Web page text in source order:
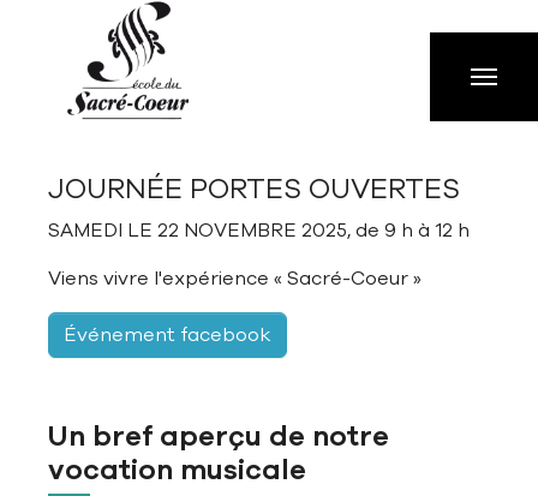
Aller à la navigation principale
Aller au contenu principal
Passer au pied de page
JOURNÉE PORTES OUVERTES
SAMEDI LE 22 NOVEMBRE 2025, de 9 h à 12 h
Viens vivre l'expérience « Sacré-Coeur »
Événement facebook
Un bref aperçu de notre
vocation musicale